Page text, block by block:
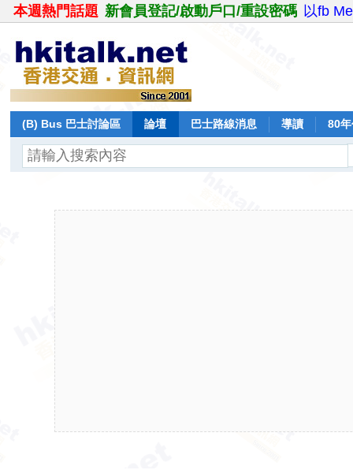
本週熱門話題 新會員登記/啟動戶口/重設密碼 以fb
(B) Bus 巴士討論區 論壇 巴士路線消息 導讀 80